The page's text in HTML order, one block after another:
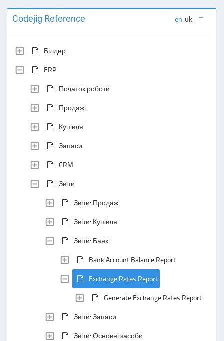
Codejig Reference en uk
Білдер
ERP
Початок роботи
Продажі
Купівля
Запаси
CRM
Звіти
Звіти: Продаж
Звіти: Купівля
Звіти: Банк
Bank Account Balance Report
Exchange Rates Report
Generate Exchange Rates Report
Звіти: Запаси
Звіти: Основні засоби